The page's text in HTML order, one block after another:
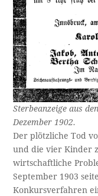
Sterbeanzeige aus
Dezember 1902.
Der plötzliche Tod
und die vier Kinder
wirtschaftliche
September 1903
Konkursverfahren